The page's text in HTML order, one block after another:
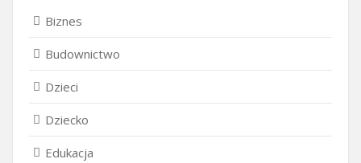
Biznes
Budownictwo
Dzieci
Dziecko
Edukacja